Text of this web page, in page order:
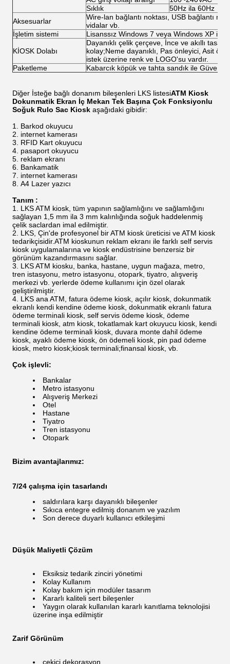
Sıklık
50Hz ila 60Hz
Aksesuarlar
Wire-lan bağlantı noktası, USB bağlantı
vidalar vb.
İşletim sistemi
Lisanssız Windows 7 veya Windows XP
KİOSK Dolabı
Dayanıklı çelik çerçeve, İnce ve akıllı
kolay;Neme dayanıklı, Pas önleyici, Asit
istek üzerine renk ve LOGO'su vardır.
Paketleme
Kabarcık köpük ve tahta sandık ile
Diğer İsteğe bağlı donanım bileşenleri LKS listesiATM Kiosk
Dokunmatik Ekran İç Mekan Tek Başına Çok Fonksiyonlu
Soğuk Rulo Sac Kiosk aşağıdaki gibidir:
Barkod okuyucu
internet kamerası
RFID Kart okuyucu
pasaport okuyucu
reklam ekranı
Bankamatik
internet kamerası
A4 Lazer yazıcı
Tanım :
LKS ATM kiosk, tüm yapının sağlamlığını ve sağlamlığını
sağlayan 1,5 mm ila 3 mm kalınlığında soğuk haddelenmiş
çelik saclardan imal edilmiştir.
LKS, Çin'de profesyonel bir ATM kiosk üreticisi ve ATM kiosk
tedarikçisidir.ATM kioskunun reklam ekranı ile farklı self servis
kiosk uygulamalarına ve kiosk endüstrisine benzersiz bir
görünüm kazandırmasını sağlar.
LKS ATM kiosku, banka, hastane, uygun mağaza, metro,
tren istasyonu, metro istasyonu, otopark, tiyatro, alışveriş
merkezi vb. yerlerde ödeme kullanımı için özel olarak
geliştirilmiştir.
LKS ana ATM, fatura ödeme kiosk, açılır kiosk, dokunmatik
ekranlı kendi kendine ödeme kiosk, dokunmatik ekranlı fatura
ödeme terminali kiosk, self servis ödeme kiosk, ödeme
terminali kiosk, atm kiosk, tokatlamak kart okuyucu kiosk, kendi
kendine ödeme terminali kiosk, duvara monte dahil ödeme
kiosk, ayaklı ödeme kiosk, ön ödemeli kiosk, pin pad ödeme
kiosk, metro kiosk;kiosk terminali;finansal kiosk, vb.
Çok işlevli:
Bankalar
Metro istasyonu
Alışveriş Merkezi
Otel
Hastane
Tiyatro
Tren istasyonu
Otopark
Bizim avantajlarımız:
7/24 çalışma için tasarlandı
saldırılara karşı dayanıklı bileşenler
Sıkıca entegre edilmiş donanım ve yazılım
Son derece duyarlı kullanıcı etkileşimi
Düşük Maliyetli Çözüm
Eksiksiz tedarik zinciri yönetimi
Kolay Kullanım
Kolay bakım için modüler tasarım
Kararlı kaliteli sert bileşenler
Yaygın olarak kullanılan kararlı kanıtlama teknolojisi
üzerine inşa edilmiştir
Zarif Görünüm
çekici dekorasyon